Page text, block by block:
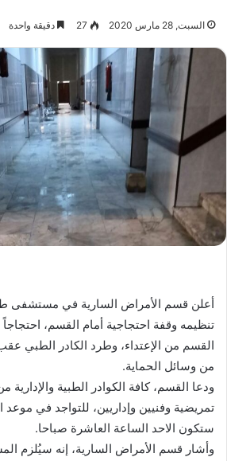
السبت, 28 مارس 2020 27 دقيقة واحدة
أعلن قسم الأمراض السارية في مستشفى
تنظيمه وقفة احتجاجية أمام القسم،
القسم من الإعتداء، وطرد الكادر الطبي
من وسائل الحماية.
ودعا القسم، كافة الكوادر الطبية والإدارية
تمريضية وفنيين وإداريين، للتواجد في موعد
ستكون الاحد الساعة العاشرة صباحا.
وأشار قسم الأمراض السارية، إنه سيُلزم